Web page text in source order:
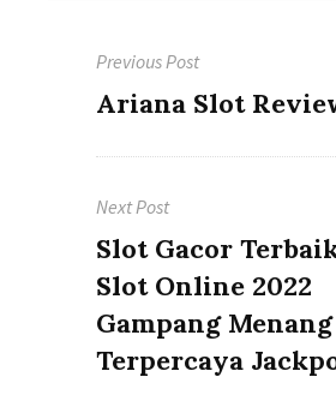
navigation
Previous Post
Previous
Ariana Slot
Next Post
Next
post:
Slot Gacor
Slot Online 2022
Gampang Menang
Terpercaya